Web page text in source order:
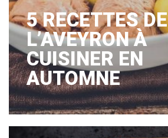
5 RECETTES DE
L’AVEYRON À
CUISINER EN
AUTOMNE